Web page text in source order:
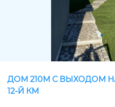
ДОМ 210М С ВЫХОДОМ
12-Й КМ